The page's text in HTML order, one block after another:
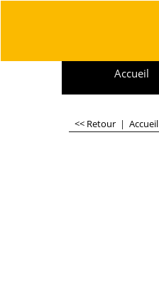
Accueil
<< Retour | Accueil